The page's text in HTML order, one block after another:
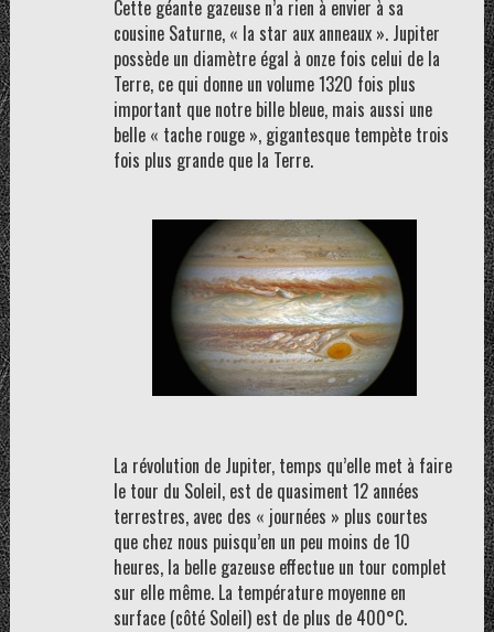
Cette géante gazeuse n’a rien à envier à sa
cousine Saturne, « la star aux anneaux ». Jupiter
possède un diamètre égal à onze fois celui de la
Terre, ce qui donne un volume 1320 fois plus
important que notre bille bleue, mais aussi une
belle « tache rouge », gigantesque tempète trois
fois plus grande que la Terre.
La révolution de Jupiter, temps qu’elle met à faire
le tour du Soleil, est de quasiment 12 années
terrestres, avec des « journées » plus courtes
que chez nous puisqu’en un peu moins de 10
heures, la belle gazeuse effectue un tour complet
sur elle même. La température moyenne en
surface (côté Soleil) est de plus de 400°C.